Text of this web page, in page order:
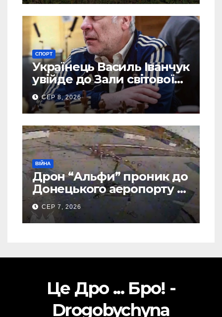
СПОРТ
Українець Василь Іванчук
увійде до Зали світової
шахової слави
СЕР 8, 2026
ВІЙНА
Дрон “Альфи” проник до
Донецького аеропорту та
спалив “Шахед” ще до
запуску
СЕР 7, 2026
Це Дро ... Бро! -
Drogobychyna